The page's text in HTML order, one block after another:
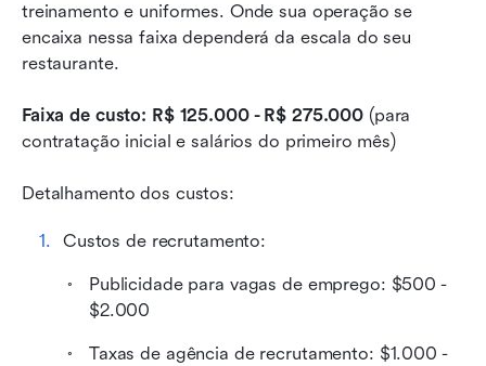
treinamento e uniformes. Onde sua operação se
encaixa nessa faixa dependerá da escala do seu
restaurante.
Faixa de custo: R$ 125.000 - R$ 275.000 (para
contratação inicial e salários do primeiro mês)
Detalhamento dos custos:
Custos de recrutamento:
Publicidade para vagas de emprego: $500 -
$2.000
Taxas de agência de recrutamento: $1.000 -